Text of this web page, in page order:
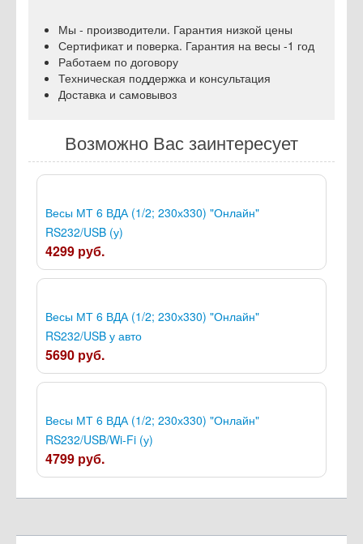
Мы - производители. Гарантия низкой цены
Сертификат и поверка. Гарантия на весы -1 год
Работаем по договору
Техническая поддержка и консультация
Доставка и самовывоз
Возможно Вас заинтересует
Весы МТ 6 ВДА (1/2; 230х330) "Онлайн"
RS232/USB (у)
4299 руб.
Весы МТ 6 ВДА (1/2; 230х330) "Онлайн"
RS232/USB у авто
5690 руб.
Весы МТ 6 ВДА (1/2; 230х330) "Онлайн"
RS232/USB/Wi-Fi (у)
4799 руб.